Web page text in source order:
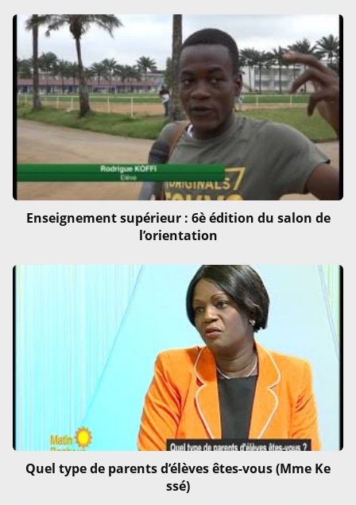
Enseignement supérieur : 6è édition du salon de
l’orientation
Quel type de parents d’élèves êtes-vous (Mme Ke
ssé)